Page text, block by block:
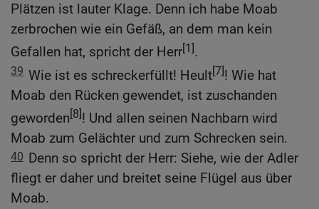
Plätzen ist lauter Klage. Denn ich habe Moab
zerbrochen wie ein Gefäß, an dem man kein
Gefallen hat, spricht der Herr[1].
39 Wie ist es schreckerfüllt! Heult[7]! Wie hat
Moab den Rücken gewendet, ist zuschanden
geworden[8]! Und allen seinen Nachbarn wird
Moab zum Gelächter und zum Schrecken sein.
40 Denn so spricht der Herr: Siehe, wie der Adler
fliegt er daher und breitet seine Flügel aus über
Moab.